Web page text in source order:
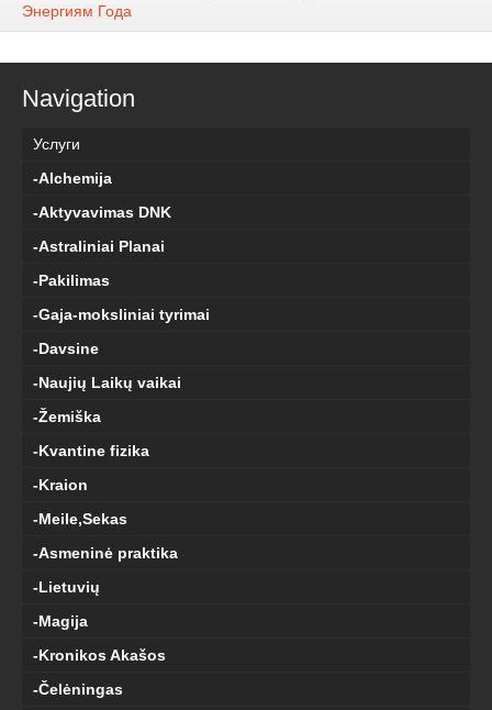
Энергиям Года
Navigation
Услуги
-Alchemija
-Aktyvavimas DNK
-Astraliniai Planai
-Pakilimas
-Gaja-moksliniai tyrimai
-Davsine
-Naujių Laikų vaikai
-Žemiška
-Kvantine fizika
-Kraion
-Meile,Sekas
-Asmeninė praktika
-Lietuvių
-Magija
-Kronikos Akašos
-Čelėningas